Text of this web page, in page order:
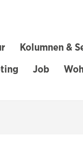
Kolumnen &
Job